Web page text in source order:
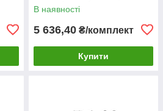
В наявності
5 636,40 ₴/комплект
Купити